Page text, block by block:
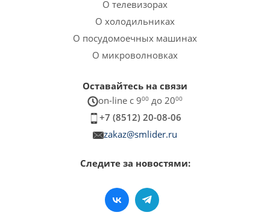
О телевизорах
О холодильниках
О посудомоечных машинах
О микроволновках
Оставайтесь на связи
on-line c 900 до 2000
+7 (8512) 20-08-06
zakaz@smlider.ru
Следите за новостями: